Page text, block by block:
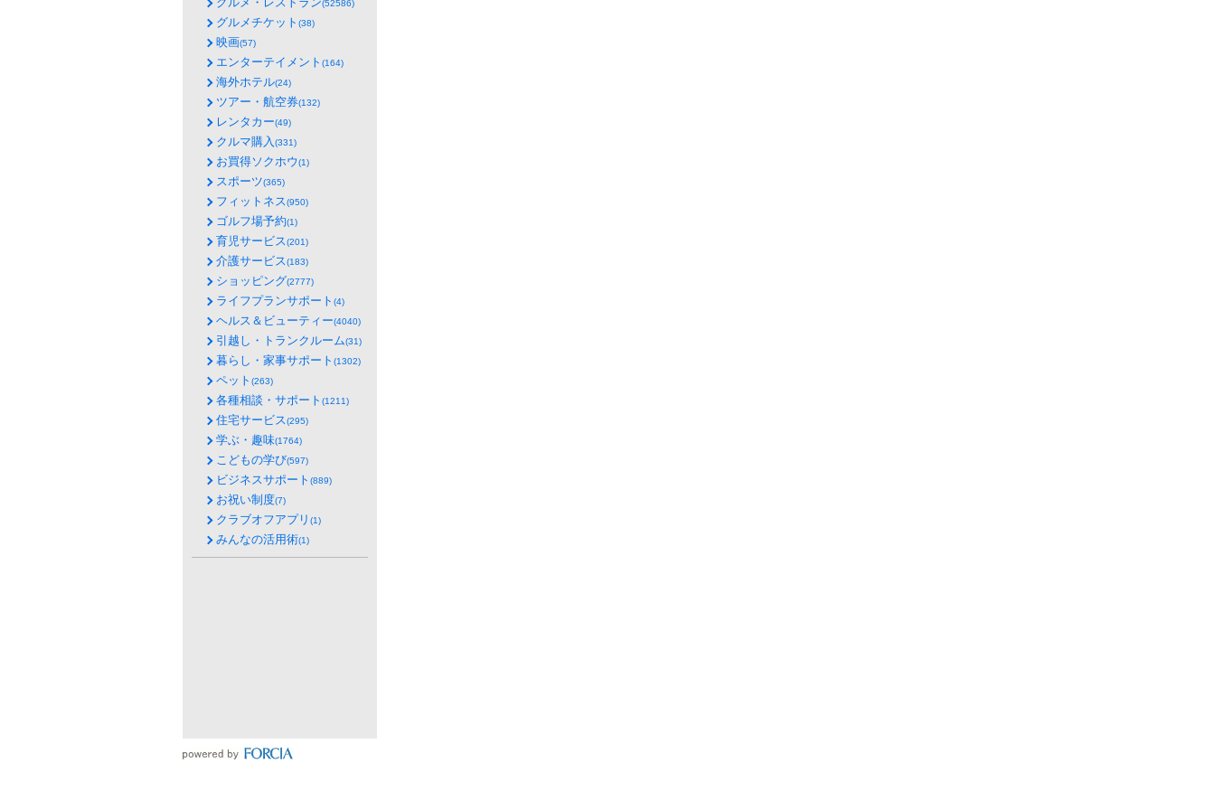
(52586)
グルメチケット (38)
映画(57)
エンターテイメント (164)
海外ホテル(24)
ツアー・航空券(132)
レンタカー(49)
クルマ購入(331)
お買得ソクホウ(1)
スポーツ(365)
フィットネス(950)
ゴルフ場予約(1)
育児サービス(201)
介護サービス(183)
ショッピング(2777)
ライフプランサポート (4)
ヘルス＆ビューティー(4040)
引越し・トランクルーム(31)
暮らし・家事サポート (1302)
ペット (263)
各種相談・サポート (1211)
住宅サービス(295)
学ぶ・趣味(1764)
こどもの学び(597)
ビジネスサポート (889)
お祝い制度(7)
クラブオフアプリ (1)
みんなの活用術(1)